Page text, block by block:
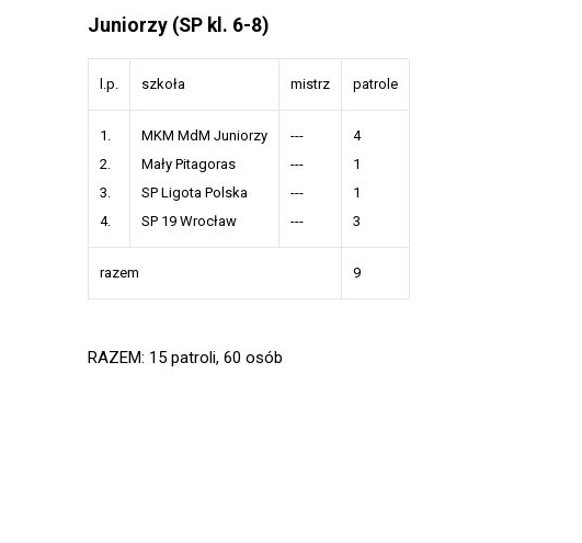
Juniorzy (SP kl. 6-8)
l.p. szkoła mistrz patrole
1.
2.
3.
4.
MKM MdM Juniorzy
Mały Pitagoras
SP Ligota Polska
SP 19 Wrocław
---
---
---
---
4
1
1
3
razem 9
RAZEM: 15 patroli, 60 osób